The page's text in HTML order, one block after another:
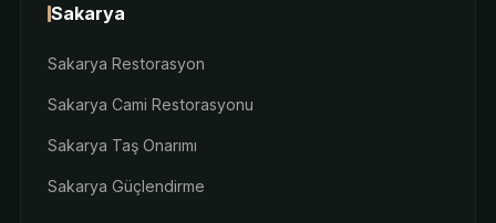
Sakarya
Sakarya Restorasyon
Sakarya Cami Restorasyonu
Sakarya Taş Onarımı
Sakarya Güçlendirme